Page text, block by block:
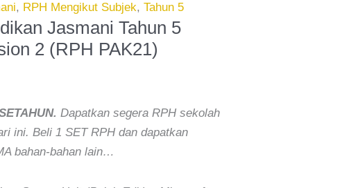
, RPH Mengikut Subjek, Tahun 5
Jasmani Tahun 5
2 (RPH PAK21)
Dapatkan segera RPH sekolah
ini. Beli 1 SET RPH dan dapatkan
bahan-bahan lain…